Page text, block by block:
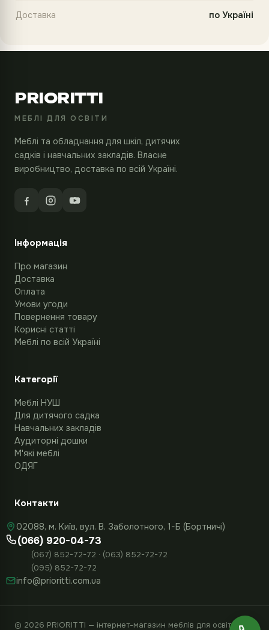
Доставка по Україні
PRIORITTI
МЕБЛІ ДЛЯ ОСВІТИ
Меблі та обладнання для шкіл, дитячих
садків і навчальних закладів. Власне
виробництво, доставка по всій Україні.
Інформація
Про магазин
Доставка
Оплата
Умови угоди
Повернення товару
Корисні статті
Меблі по всій Україні
Категорії
Меблі НУШ
Для дитячого садка
Навчальних закладів
Аудиторні дошки
М'які меблі
ОДЯГ
Контакти
02088, м. Київ, вул. В. Заболотного, 1-Б (Бортничі)
(066) 920-04-73
(067) 852-72-72 · (063) 852-72-72
(095) 852-72-72
info@prioritti.com.ua
© 2026 PRIORITTI — інтернет-магазин меблів для освіти